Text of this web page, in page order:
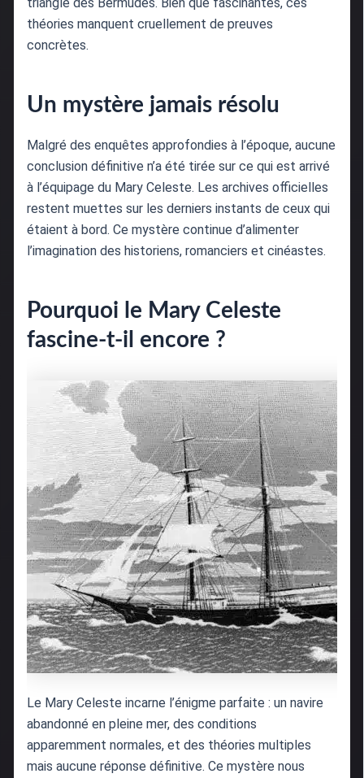
théories manquent cruellement de preuves
concrètes.
Un mystère jamais résolu
Malgré des enquêtes approfondies à l’époque, aucune
conclusion définitive n’a été tirée sur ce qui est arrivé
à l’équipage du Mary Celeste. Les archives officielles
restent muettes sur les derniers instants de ceux qui
étaient à bord. Ce mystère continue d’alimenter
l’imagination des historiens, romanciers et cinéastes.
Pourquoi le Mary Celeste
fascine-t-il encore ?
Le Mary Celeste incarne l’énigme parfaite : un navire
abandonné en pleine mer, des conditions
apparemment normales, et des théories multiples
mais aucune réponse définitive. Ce mystère nous